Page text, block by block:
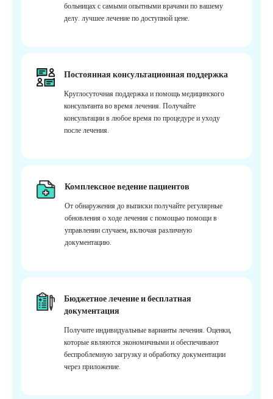
больницах с самыми опытными врачами по вашему
делу. лучшее лечение по доступной цене.
Постоянная консультационная поддержка
Круглосуточная поддержка и помощь медицинского
консультанта во время лечения. Получайте
консультации в любое время по процедуре и уходу
после лечения.
Комплексное ведение пациентов
От обнаружения до выписки получайте регулярные
обновления о ходе лечения с помощью помощи в
управлении случаем, включая различную
документацию.
Бюджетное лечение и бесплатная
документация
Получите индивидуальные варианты лечения. Оценки,
которые являются экономичными и обеспечивают
беспроблемную загрузку и обработку документации
через приложение.